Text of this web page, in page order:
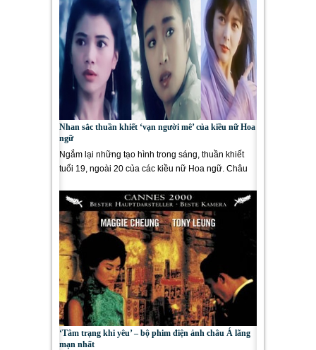
Nhan sắc thuần khiết ‘vạn người mê’ của kiều nữ Hoa
ngữ
Ngắm lại những tạo hình trong sáng, thuần khiết
tuổi 19, ngoài 20 của các kiều nữ Hoa ngữ. Châu
‘Tâm trạng khi yêu’ – bộ phim điện ảnh châu Á lãng
mạn nhất